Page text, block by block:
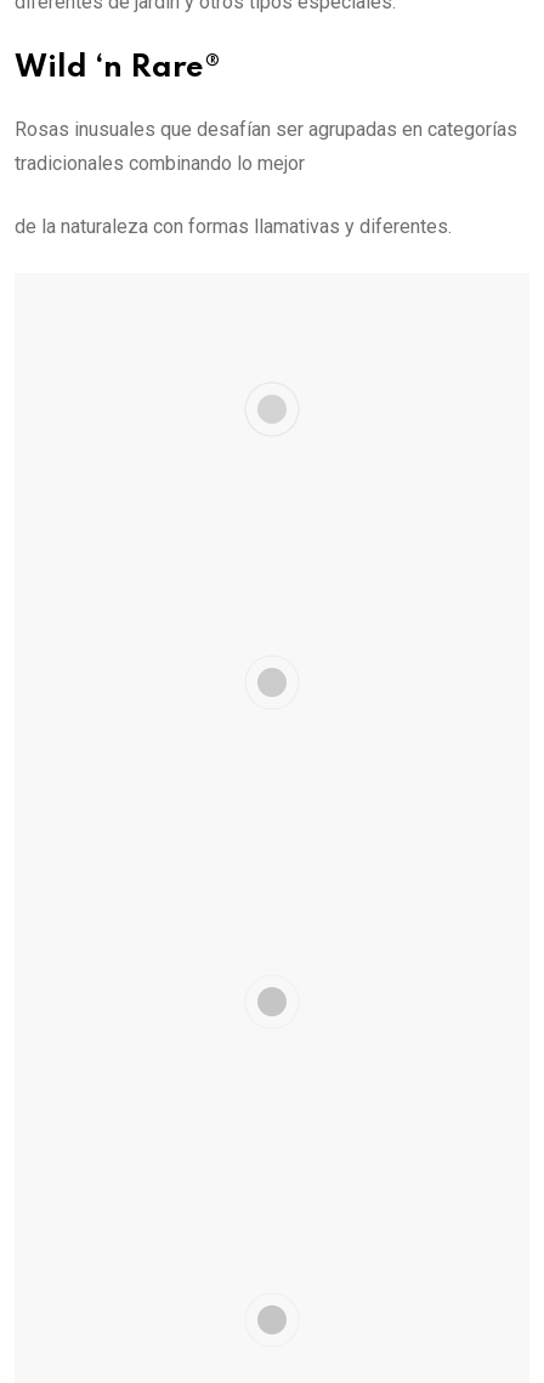
Wild ‘n Rare®
Rosas inusuales que desafían ser agrupadas en categorías
tradicionales combinando lo mejor
de la naturaleza con formas llamativas y diferentes.